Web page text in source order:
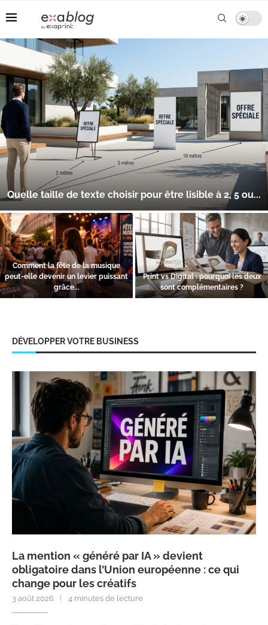
Comment la fête de la musique
peut-elle devenir un levier puissant
grâce...
Print vs Digital : pourquoi les deux
sont complémentaires ?
DÉVELOPPER VOTRE BUSINESS
La mention « généré par IA » devient
obligatoire dans l’Union européenne : ce qui
change pour les créatifs
3 août 2026 4 minutes de lecture